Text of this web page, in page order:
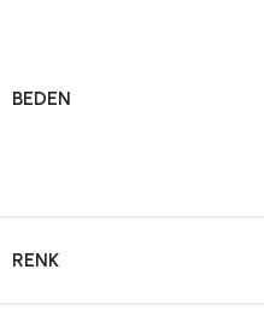
BEDEN
RENK